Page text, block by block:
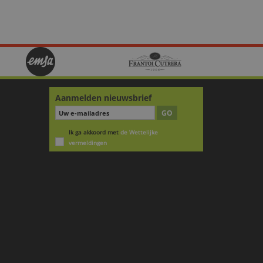
Aanmelden nieuwsbrief
GO
Ik ga akkoord met de Wettelijke
vermeldingen